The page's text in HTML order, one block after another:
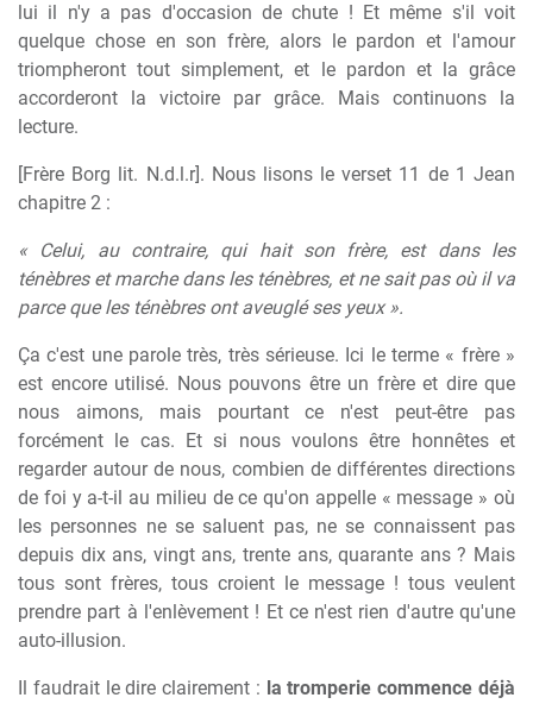
lui il n'y a pas d'occasion de chute ! Et même s'il voit
quelque chose en son frère, alors le pardon et l'amour
triompheront tout simplement, et le pardon et la grâce
accorderont la victoire par grâce. Mais continuons la
lecture.
[Frère Borg lit. N.d.l.r]. Nous lisons le verset 11 de 1 Jean
chapitre 2 :
« Celui, au contraire, qui hait son frère, est dans les
ténèbres et marche dans les ténèbres, et ne sait pas où il va
parce que les ténèbres ont aveuglé ses yeux ».
Ça c'est une parole très, très sérieuse. Ici le terme « frère »
est encore utilisé. Nous pouvons être un frère et dire que
nous aimons, mais pourtant ce n'est peut-être pas
forcément le cas. Et si nous voulons être honnêtes et
regarder autour de nous, combien de différentes directions
de foi y a-t-il au milieu de ce qu'on appelle « message » où
les personnes ne se saluent pas, ne se connaissent pas
depuis dix ans, vingt ans, trente ans, quarante ans ? Mais
tous sont frères, tous croient le message ! tous veulent
prendre part à l'enlèvement ! Et ce n'est rien d'autre qu'une
auto-illusion.
Il faudrait le dire clairement : la tromperie commence déjà